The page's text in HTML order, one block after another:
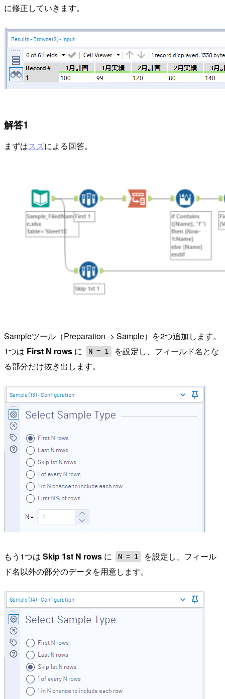
に修正していきます。
解答1
まずはスズによる回答。
Sampleツール（Preparation -> Sample）を2つ追加します。
1つは First N rows に N = 1
を設定し、フィールド名とな
る部分だけ抜き出します。
もう1つは Skip 1st N rows に N = 1
を設定し、フィール
ド名以外の部分のデータを用意します。